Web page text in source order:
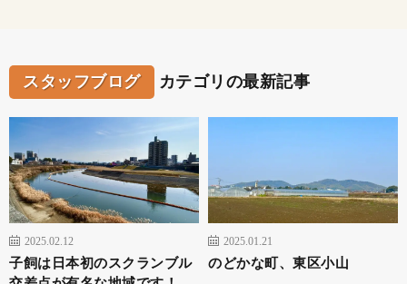
スタッフブログ カテゴリの最新記事
2025.02.12
子飼は日本初のスクランブル
2025.01.21
のどかな町、東区小山